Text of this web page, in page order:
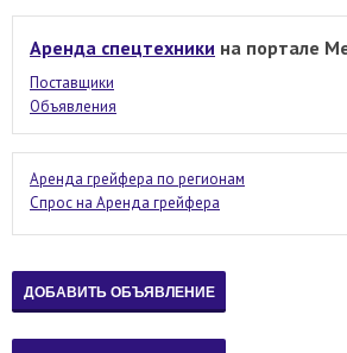
Аренда спецтехники на портале
Поставщики
Объявления
Аренда грейфера по регионам
Спрос на Аренда грейфера